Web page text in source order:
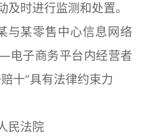
及时进行监测和处置。
某零售中心信息网络
子商务平台内经营者
十”具有法律约束力
民法院